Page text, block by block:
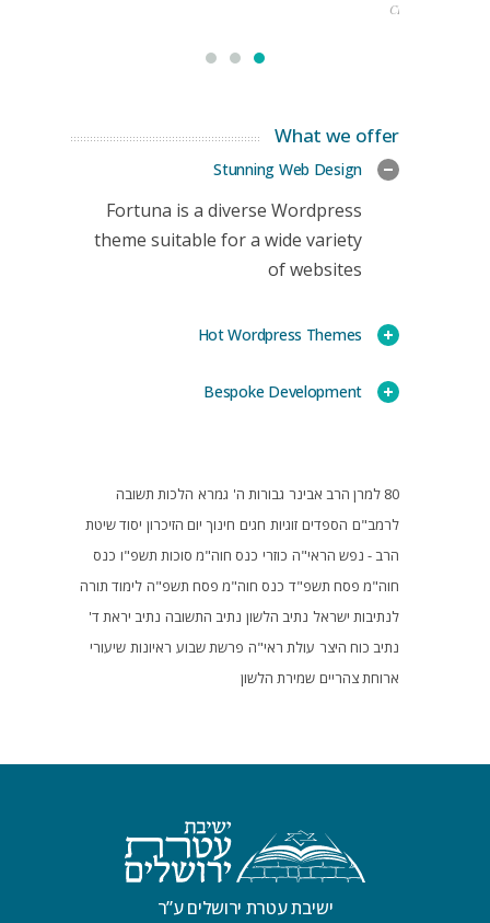
CEO
What we offer
Stunning Web Design
Fortuna is a diverse Wordpress
theme suitable for a wide variety
of websites
Hot Wordpress Themes
Bespoke Development
80 למרן הרב אבינר גבורות ה' גמרא הלכות תשובה
לרמב"ם הספדים זוגיות חגים חינוך יום הזיכרון יסוד שיטת
הרב - נפש הראי"ה כוזרי כנס חוה"מ סוכות תשפ"ו כנס
חוה"מ פסח תשפ"ד כנס חוה"מ פסח תשפ"ה לימוד תורה
לנתיבות ישראל נתיב הלשון נתיב התשובה נתיב יראת ד'
נתיב כוח היצר עולת ראי"ה פרשת שבוע ראיונות שיעורי
ארוחת צהריים שמירת הלשון
ישיבת עטרת ירושלים ע”ר